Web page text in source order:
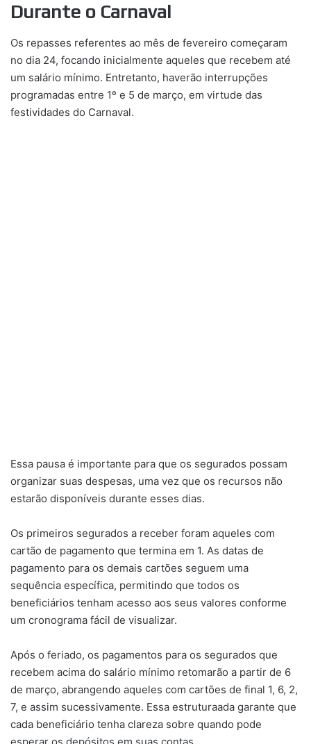
Durante o Carnaval
Os repasses referentes ao mês de fevereiro começaram
no dia 24, focando inicialmente aqueles que recebem até
um salário mínimo. Entretanto, haverão interrupções
programadas entre 1º e 5 de março, em virtude das
festividades do Carnaval.
Essa pausa é importante para que os segurados possam
organizar suas despesas, uma vez que os recursos não
estarão disponíveis durante esses dias.
Os primeiros segurados a receber foram aqueles com
cartão de pagamento que termina em 1. As datas de
pagamento para os demais cartões seguem uma
sequência específica, permitindo que todos os
beneficiários tenham acesso aos seus valores conforme
um cronograma fácil de visualizar.
Após o feriado, os pagamentos para os segurados que
recebem acima do salário mínimo retomarão a partir de 6
de março, abrangendo aqueles com cartões de final 1, 6, 2,
7, e assim sucessivamente. Essa estruturaada garante que
cada beneficiário tenha clareza sobre quando pode